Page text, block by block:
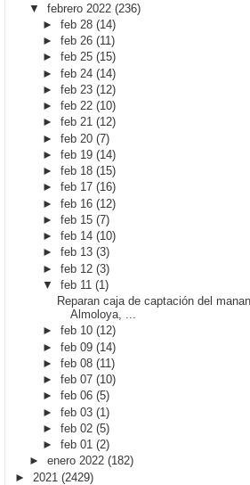
▼ febrero 2022 (236)
►feb 28(14)
►feb 26(11)
►feb 25(15)
►feb 24(14)
►feb 23(12)
►feb 22(10)
►feb 21(12)
►feb 20(7)
►feb 19(14)
►feb 18(15)
►feb 17(16)
►feb 16(12)
►feb 15(7)
►feb 14(10)
►feb 13(3)
►feb 12(3)
▼feb 11(1)
Reparan caja de captación del
Almoloya, ...
►feb 10(12)
►feb 09(14)
►feb 08(11)
►feb 07(10)
►feb 06(5)
►feb 03(1)
►feb 02(5)
►feb 01(2)
► enero 2022 (182)
► 2021 (2429)